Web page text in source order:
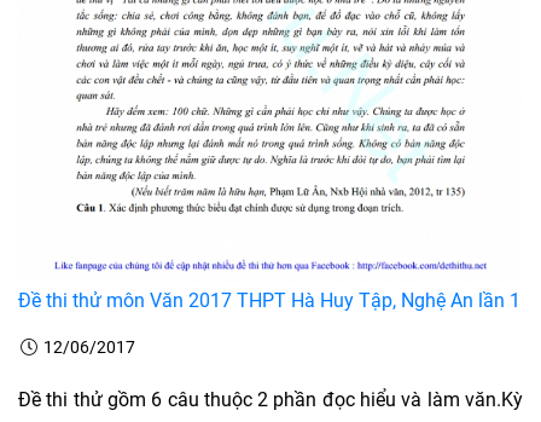
Đề thi thử môn Văn 2017 THPT Hà Huy Tập, Nghệ An lần 1
12/06/2017
Đề thi thử gồm 6 câu thuộc 2 phần đọc hiểu và làm văn.Kỳ